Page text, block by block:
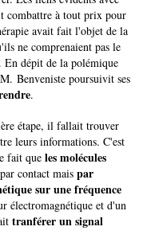
combattre à tout prix pour
avait fait l'objet de la
ne comprenaient pas le
En dépit de la polémique
Benveniste poursuivit ses
.
étape, il fallait trouver
leurs informations. C'est
fait que les molécules
contact mais par
sur une fréquence
électromagnétique et d'un
tranférer un signal